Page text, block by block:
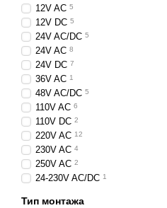
12V AC 5
12V DC 5
24V AC/DC 5
24V AC 8
24V DC 7
36V AC 1
48V AC/DC 5
110V AC 6
110V DC 2
220V AC 12
230V AC 4
250V AC 2
24-230V AC/DC 1
Тип монтажа